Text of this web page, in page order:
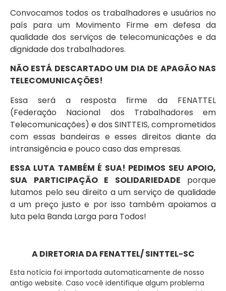
Convocamos todos os trabalhadores e usuários no
país para um Movimento Firme em defesa da
qualidade dos serviços de telecomunicações e da
dignidade dos trabalhadores.
NÃO ESTÁ DESCARTADO UM DIA DE APAGÃO NAS
TELECOMUNICAÇÕES!
Essa será a resposta firme da FENATTEL
(Federação Nacional dos Trabalhadores em
Telecomunicações) e dos SINTTEIS, comprometidos
com essas bandeiras e esses direitos diante da
intransigência e pouco caso das empresas.
ESSA LUTA TAMBÉM É SUA! PEDIMOS SEU APOIO,
SUA PARTICIPAÇÃO E SOLIDARIEDADE porque
lutamos pelo seu direito a um serviço de qualidade
a um preço justo e por isso também apoiamos a
luta pela Banda Larga para Todos!
A DIRETORIA DA FENATTEL/ SINTTEL-SC
Esta notícia foi importada automaticamente de nosso
antigo website. Caso você identifique algum problema